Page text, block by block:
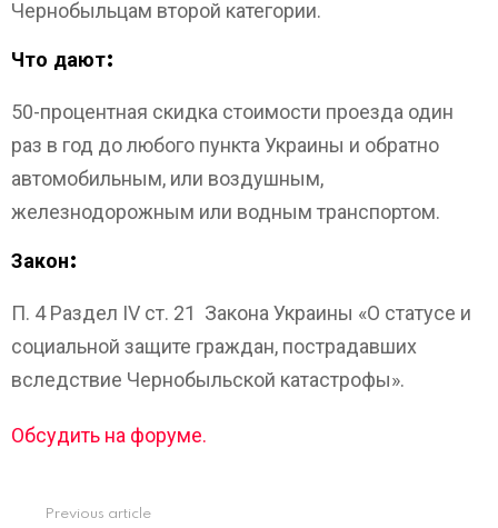
Чернобыльцам второй категории.
Что дают:
50-процентная скидка стоимости проезда один
раз в год до любого пункта Украины и обратно
автомобильным, или воздушным,
железнодорожным или водным транспортом.
Закон:
П. 4 Раздел IV ст. 21 Закона Украины «О статусе и
социальной защите граждан, пострадавших
вследствие Чернобыльской катастрофы».
Обсудить на форуме.
Previous article